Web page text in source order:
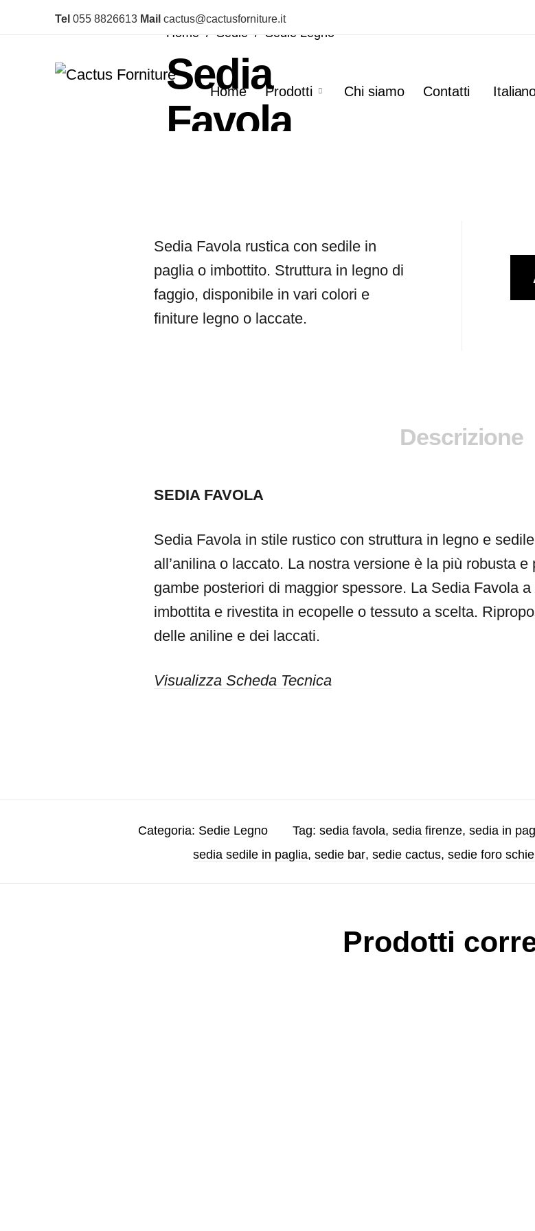
Tel 055 8826613 Mail cactus@cactusforniture.it
Home Prodotti Chi siamo Contatti
Home / Sedie / Sedie Legno
Sedia
Favola
Sedia Favola rustica con sedile in
paglia o imbottito. Struttura in legno di
faggio, disponibile in vari colori e
finiture legno o laccate.
Descrizione
SEDIA FAVOLA
Sedia Favola in stile rustico con struttura in legno e
all’anilina o laccato. La nostra versione è la più robusta
gambe posteriori di maggior spessore. La Sedia Favola
imbottita e rivestita in ecopelle o tessuto a scelta.
delle aniline e dei laccati.
Visualizza Scheda Tecnica
Categoria: Sedie Legno Tag: sedia favola, sedia firenze, sedia in
sedia sedile in paglia, sedie bar, sedie cactus, sedie foro
Prodotti